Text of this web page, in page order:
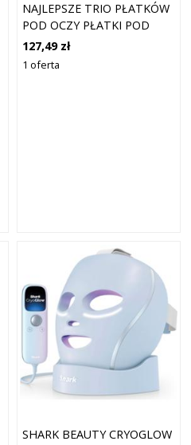
NAJLEPSZE TRIO PŁATKÓW
POD OCZY PŁATKI POD
OCZY 1 CT DAMSKI
127,49 zł
1 oferta
SHARK BEAUTY CRYOGLOW